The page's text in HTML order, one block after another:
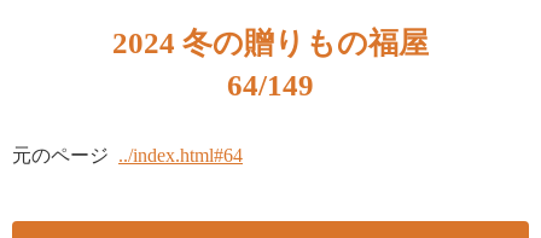
2024 冬の贈りもの福屋
64/149
元のページ ../index.html#64